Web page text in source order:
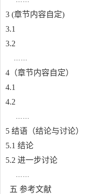
3 (章节内容自定)
3.1
3.2
4 （章节内容自定）
4.1
4.2
5 结语（结论与讨论）
5.1 结论
5.2 进一步讨论
五 参考文献